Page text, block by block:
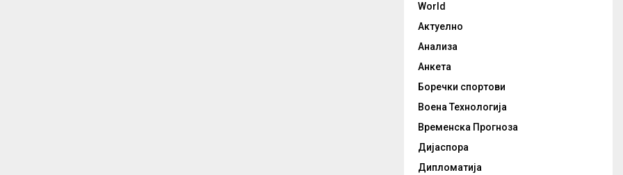
World
Актуелно
Анализа
Анкета
Боречки спортови
Воена Технологија
Временска Прогноза
Дијаспора
Дипломатија